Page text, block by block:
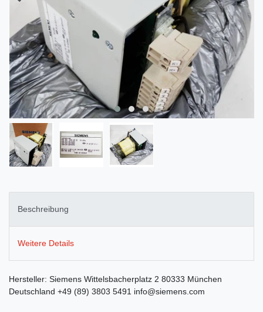
Beschreibung
Weitere Details
Hersteller: Siemens Wittelsbacherplatz 2 80333 München
Deutschland +49 (89) 3803 5491 info@siemens.com